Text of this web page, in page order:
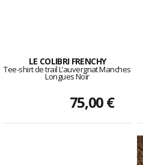
LE COLIBRI FRENCHY
Tee-shirt de trail L’auvergnat Manches
Longues Noir
75,00 €